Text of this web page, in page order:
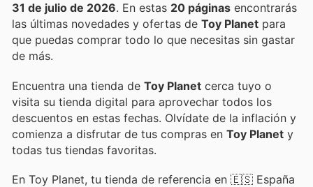
31 de julio de 2026 . En estas 20 páginas encontrarás
las últimas novedades y ofertas de Toy Planet para
que puedas comprar todo lo que necesitas sin gastar
de más.
Encuentra una tienda de Toy Planet cerca tuyo o
visita su tienda digital para aprovechar todos los
descuentos en estas fechas. Olvídate de la inflación y
comienza a disfrutar de tus compras en Toy Planet y
todas tus tiendas favoritas.
En Toy Planet, tu tienda de referencia en 🇪🇸 España